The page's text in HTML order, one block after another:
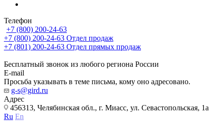
Телефон
+7 (800) 200-24-63
+7 (800) 200-24-63 Отдел продаж
+7 (801) 200-24-63 Отдел прямых продаж
Бесплатный звонок из любого региона России
E-mail
Просьба указывать в теме письма, кому оно адресовано.
g-s@gird.ru
Адрес
456313, Челябинская обл., г. Миасс, ул. Севастопольская, 1а
Ru En